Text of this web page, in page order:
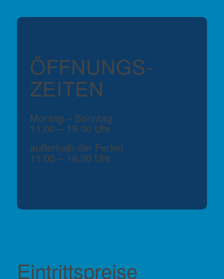
ÖFFNUNGS­
ZEITEN
Montag – Sonntag
11.00 – 19.00 Uhr
außerhalb der Ferien
11.00 – 18.00 Uhr
Eintrittspreise